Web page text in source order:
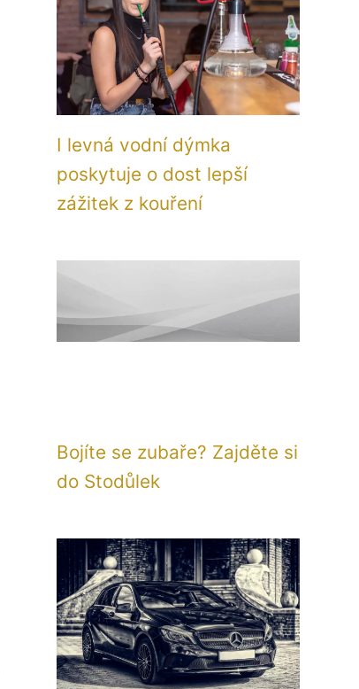
I levná vodní dýmka
poskytuje o dost lepší
zážitek z kouření
Bojíte se zubaře? Zajděte si
do Stodůlek